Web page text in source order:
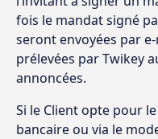
fois le mandat signé
seront envoyées par
prélevées par Twikey
annoncées.
Si le Client opte pour
bancaire ou via le